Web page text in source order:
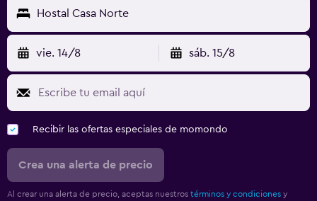
Hostal Casa Norte
vie. 14/8 sáb. 15/8
Recibir las ofertas especiales de momondo
Crea una alerta de precio
Al crear una alerta de precio, aceptas nuestros términos y condiciones y